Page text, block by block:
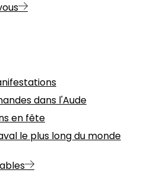
dans l'Aude
en fête
le plus long du monde